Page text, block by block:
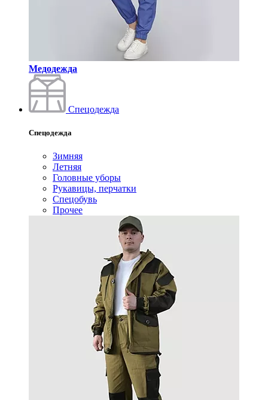
Медодежда
Спецодежда
Спецодежда
Зимняя
Летняя
Головные уборы
Рукавицы, перчатки
Спецобувь
Прочее